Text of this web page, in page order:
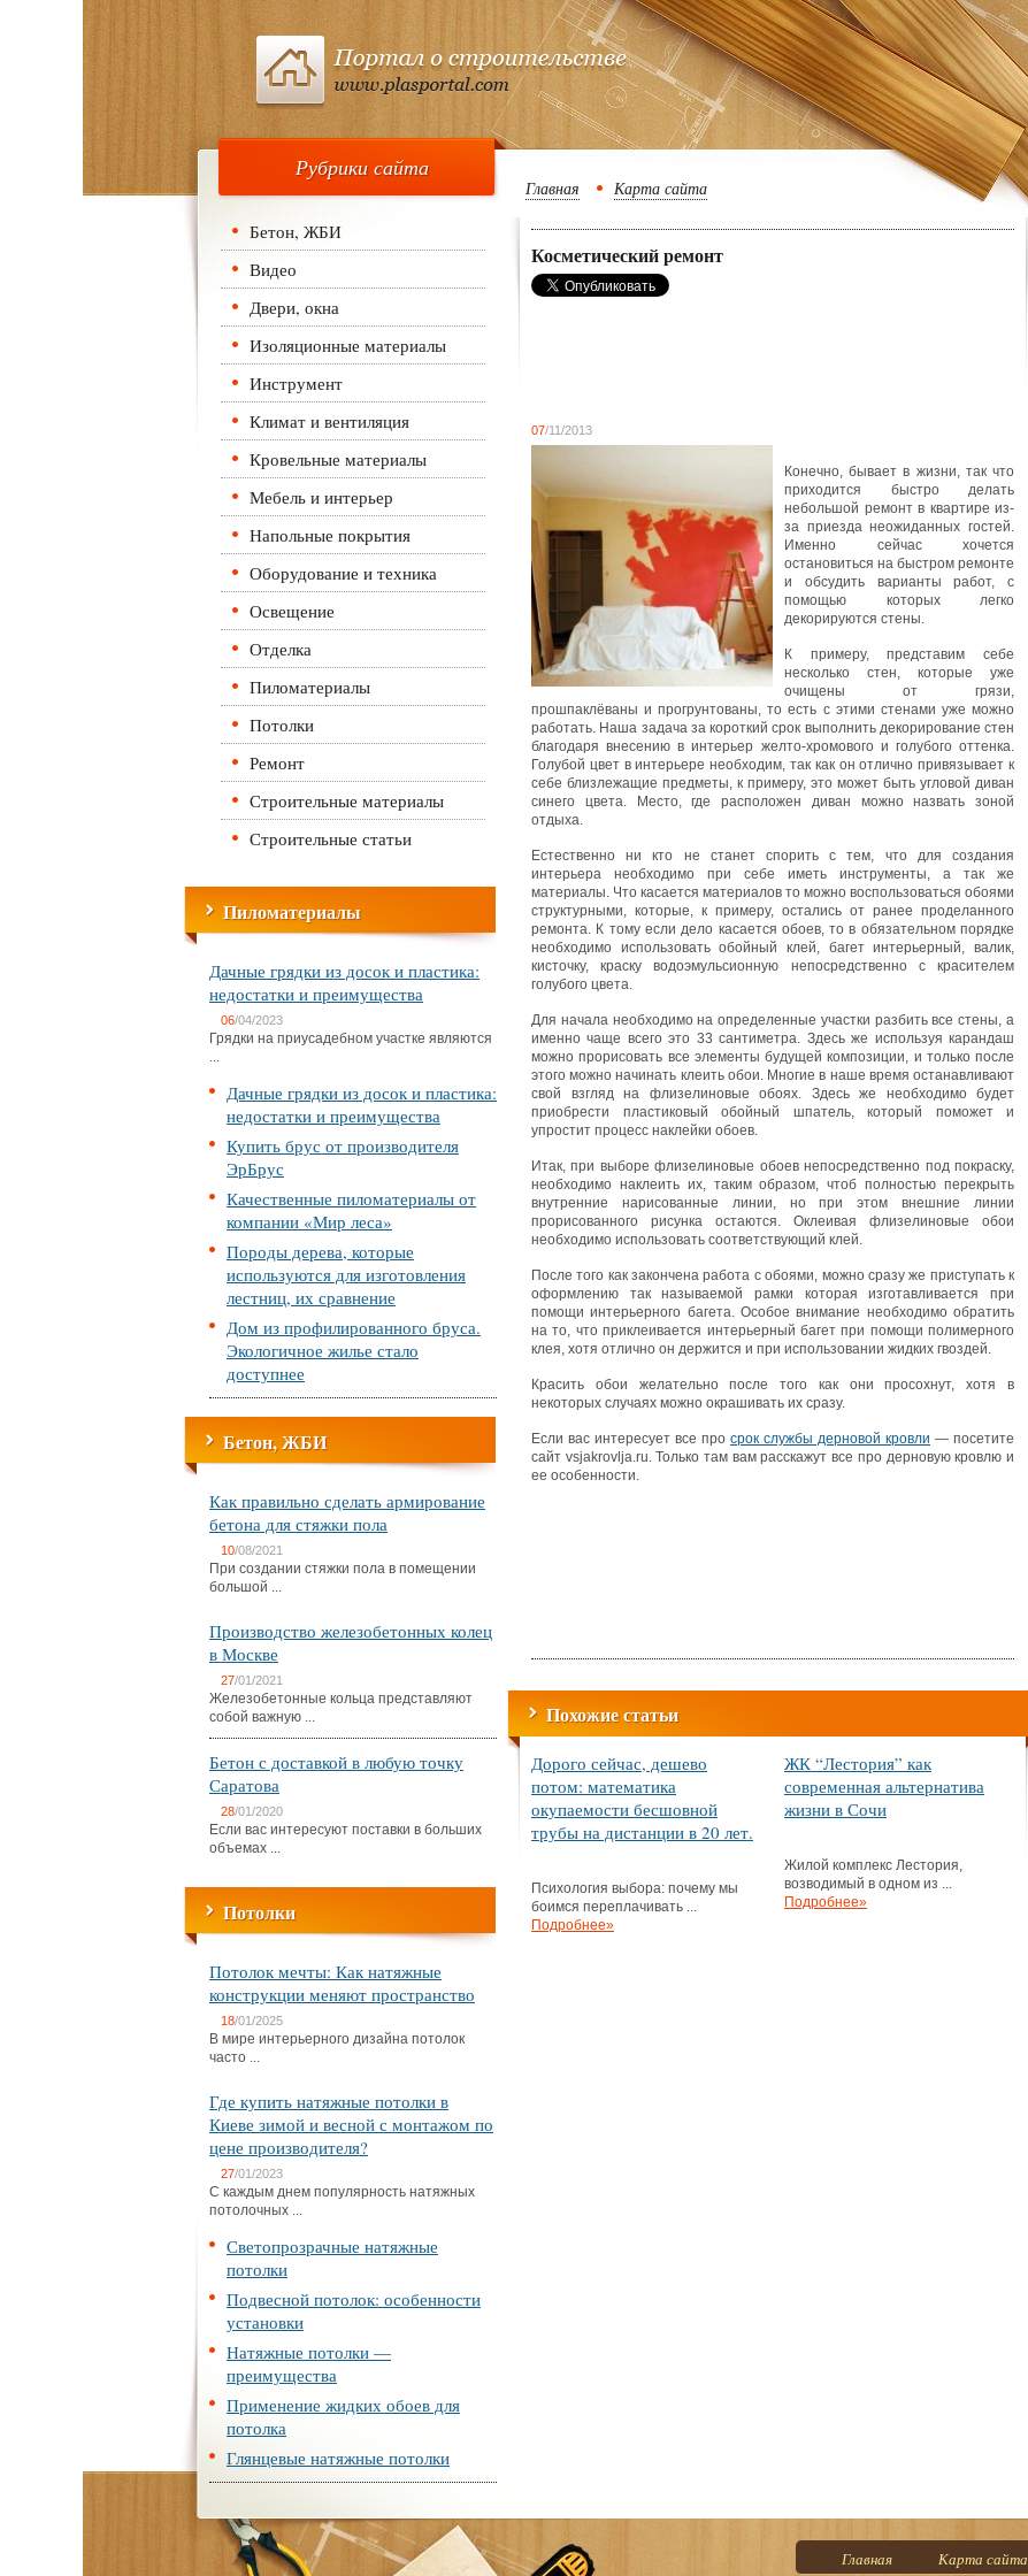
Рубрики сайта
Бетон, ЖБИ
Видео
Двери, окна
Изоляционные материалы
Инструмент
Климат и вентиляция
Кровельные материалы
Мебель и интерьер
Напольные покрытия
Оборудование и техника
Освещение
Отделка
Пиломатериалы
Потолки
Ремонт
Строительные материалы
Строительные статьи
Пиломатериалы
Дачные грядки из досок и пластика:
недостатки и преимущества
06/04/2023
Грядки на приусадебном участке являются
...
Дачные грядки из досок и пластика:
недостатки и преимущества
Купить брус от производителя
ЭрБрус
Качественные пиломатериалы от
компании «Мир леса»
Породы дерева, которые
используются для изготовления
лестниц, их сравнение
Дом из профилированного бруса.
Экологичное жилье стало
доступнее
Бетон, ЖБИ
Как правильно сделать армирование
бетона для стяжки пола
10/08/2021
При создании стяжки пола в помещении
большой ...
Производство железобетонных колец
в Москве
27/01/2021
Железобетонные кольца представляют
собой важную ...
Бетон с доставкой в любую точку
Саратова
28/01/2020
Если вас интересуют поставки в больших
объемах ...
Потолки
Потолок мечты: Как натяжные
конструкции меняют пространство
18/01/2025
В мире интерьерного дизайна потолок
часто ...
Где купить натяжные потолки в
Киеве зимой и весной с монтажом по
цене производителя?
27/01/2023
С каждым днем популярность натяжных
потолочных ...
Светопрозрачные натяжные
потолки
Подвесной потолок: особенности
установки
Натяжные потолки —
преимущества
Применение жидких обоев для
потолка
Глянцевые натяжные потолки
Главная Карта сайта
Косметический ремонт
07/11/2013
Конечно, бывает в жизни, так что
приходится быстро делать
небольшой ремонт в квартире из-
за приезда неожиданных гостей.
Именно сейчас хочется
остановиться на быстром ремонте
и обсудить варианты работ, с
помощью которых легко
декорируются стены.
К примеру, представим себе
несколько стен, которые уже
очищены от грязи,
прошпаклёваны и прогрунтованы, то есть с этими стенами уже можно
работать. Наша задача за короткий срок выполнить декорирование стен
благодаря внесению в интерьер желто-хромового и голубого оттенка.
Голубой цвет в интерьере необходим, так как он отлично привязывает к
себе близлежащие предметы, к примеру, это может быть угловой диван
синего цвета. Место, где расположен диван можно назвать зоной
отдыха.
Естественно ни кто не станет спорить с тем, что для создания
интерьера необходимо при себе иметь инструменты, а так же
материалы. Что касается материалов то можно воспользоваться обоями
структурными, которые, к примеру, остались от ранее проделанного
ремонта. К тому если дело касается обоев, то в обязательном порядке
необходимо использовать обойный клей, багет интерьерный, валик,
кисточку, краску водоэмульсионную непосредственно с красителем
голубого цвета.
Для начала необходимо на определенные участки разбить все стены, а
именно чаще всего это 33 сантиметра. Здесь же используя карандаш
можно прорисовать все элементы будущей композиции, и только после
этого можно начинать клеить обои. Многие в наше время останавливают
свой взгляд на флизелиновые обоях. Здесь же необходимо будет
приобрести пластиковый обойный шпатель, который поможет и
упростит процесс наклейки обоев.
Итак, при выборе флизелиновые обоев непосредственно под покраску,
необходимо наклеить их, таким образом, чтоб полностью перекрыть
внутренние нарисованные линии, но при этом внешние линии
прорисованного рисунка остаются. Оклеивая флизелиновые обои
необходимо использовать соответствующий клей.
После того как закончена работа с обоями, можно сразу же приступать к
оформлению так называемой рамки которая изготавливается при
помощи интерьерного багета. Особое внимание необходимо обратить
на то, что приклеивается интерьерный багет при помощи полимерного
клея, хотя отлично он держится и при использовании жидких гвоздей.
Красить обои желательно после того как они просохнут, хотя в
некоторых случаях можно окрашивать их сразу.
Если вас интересует все про срок службы дерновой кровли — посетите
сайт vsjakrovlja.ru. Только там вам расскажут все про дерновую кровлю и
ее особенности.
Похожие статьи
Дорого сейчас, дешево
потом: математика
окупаемости бесшовной
трубы на дистанции в 20 лет.
Психология выбора: почему мы
боимся переплачивать ...
Подробнее»
ЖК “Лестория” как
современная альтернатива
жизни в Сочи
Жилой комплекс Лестория,
возводимый в одном из ...
Подробнее»
Главная Карта сайта